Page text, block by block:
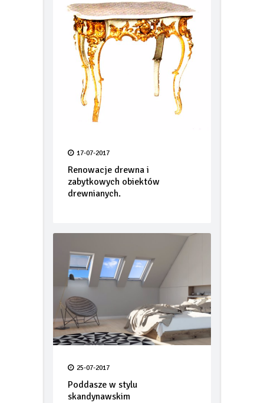
17-07-2017
Renowacje drewna i
zabytkowych obiektów
25-07-2017
Poddasze w stylu